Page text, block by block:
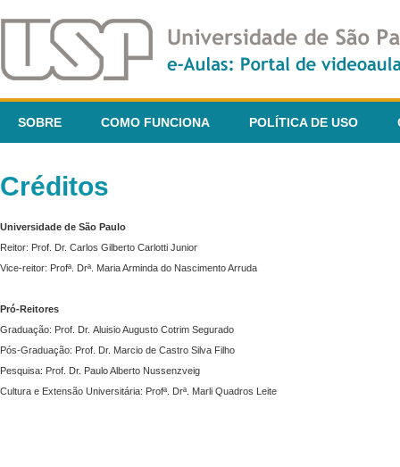
SOBRE COMO FUNCIONA POLÍTICA DE USO
Créditos
Universidade de São Paulo
Reitor: Prof. Dr. Carlos Gilberto Carlotti Junior
Vice-reitor: Profª. Drª. Maria Arminda do Nascimento Arruda
Pró-Reitores
Graduação: Prof. Dr. Aluisio Augusto Cotrim Segurado
Pós-Graduação: Prof. Dr. Marcio de Castro Silva Filho
Pesquisa: Prof. Dr. Paulo Alberto Nussenzveig
Cultura e Extensão Universitária: Profª. Drª. Marli Quadros Leite